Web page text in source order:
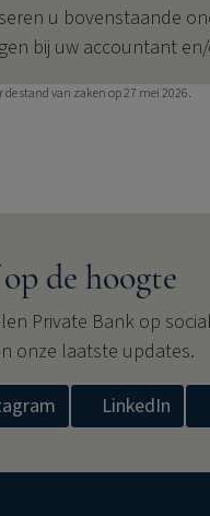
u bovenstaande
bij uw accountant
de stand van zaken op 27 mei 2026.
de hoogte
Private Bank op
onze laatste updates.
LinkedIn